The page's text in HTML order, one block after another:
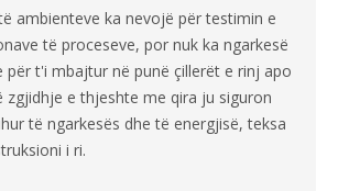
ambienteve ka nevojë për testimin e
të proceseve, por nuk ka ngarkesë
t'i mbajtur në punë çillerët e rinj apo
zgjidhje e thjeshte me qira ju siguron
të ngarkesës dhe të energjisë, teksa
i ri.